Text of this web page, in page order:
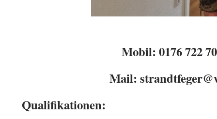
Mobil: 0176 722
Mail:
Qualifikationen: